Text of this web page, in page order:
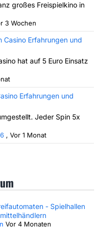
großes Freispielkino in
3 Wochen
Casino Erfahrungen und
hat auf 5 Euro Einsatz
Erfahrungen und
Jeder Spin 5x
,Vor 1 Monat
- Spielhallen
Vor 4 Monaten